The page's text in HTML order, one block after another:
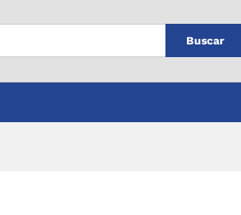
Buscar